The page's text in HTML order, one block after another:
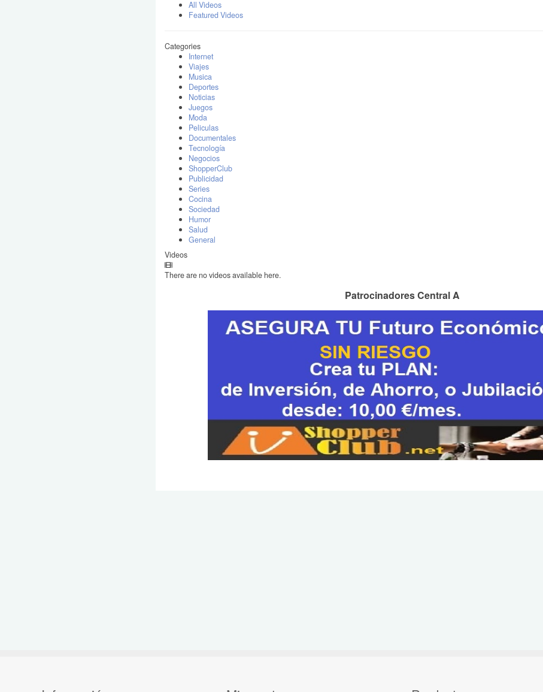
All Videos
Featured Videos
Categories
Internet
Viajes
Musica
Deportes
Noticias
Juegos
Moda
Peliculas
Documentales
Tecnología
Negocios
ShopperClub
Publicidad
Series
Cocina
Sociedad
Humor
Salud
General
Videos
There are no videos available here.
Patrocinadores Central A